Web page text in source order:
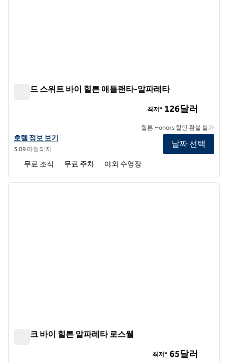
홈우드 스위트 바이 힐튼 애틀랜타-알파레타
홈우드 스위트 바이 힐튼 애틀랜타-알파레타의 호텔 정보 보기
호텔 정보 보기
3.09 마일리지
최저* 126달러
힐튼 Honors 할인 환불 불가
날짜 선택
무료 조식 무료 주차 야외 수영장
1/12
다음
스파크 바이 힐튼 알파레타 로스웰
최저* 65달러